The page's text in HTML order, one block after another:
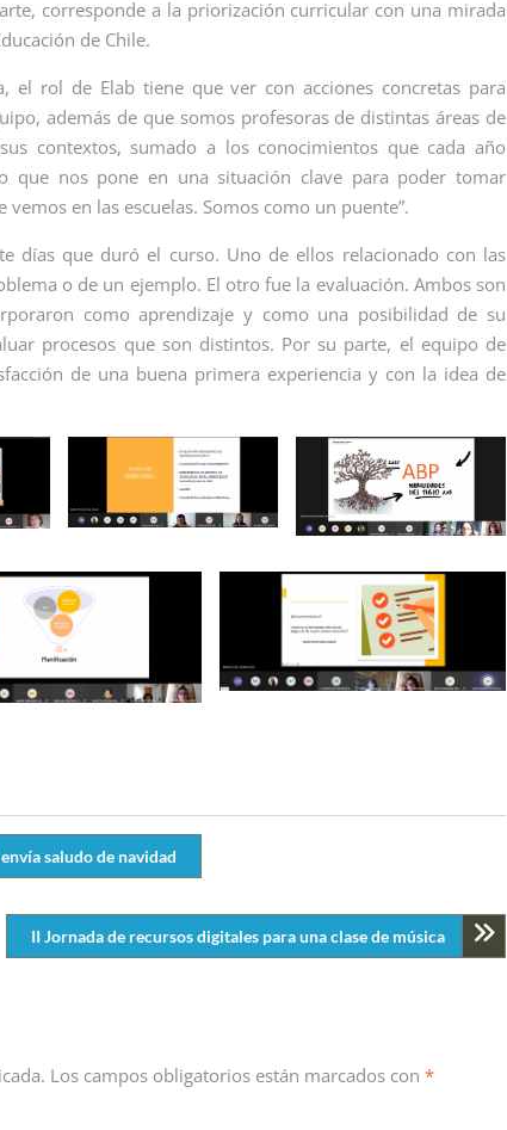
corresponde a la priorización curricular con una mirada
de Chile.
el rol de Elab tiene que ver con acciones concretas para
además de que somos profesoras de distintas áreas de
contextos, sumado a los conocimientos que cada año
que nos pone en una situación clave para poder tomar
en las escuelas. Somos como un puente”.
días que duró el curso. Uno de ellos relacionado con las
o de un ejemplo. El otro fue la evaluación. Ambos son
como aprendizaje y como una posibilidad de su
procesos que son distintos. Por su parte, el equipo de
de una buena primera experiencia y con la idea de
saludo de navidad
II Jornada de recursos digitales para una clase de música
Los campos obligatorios están marcados con *